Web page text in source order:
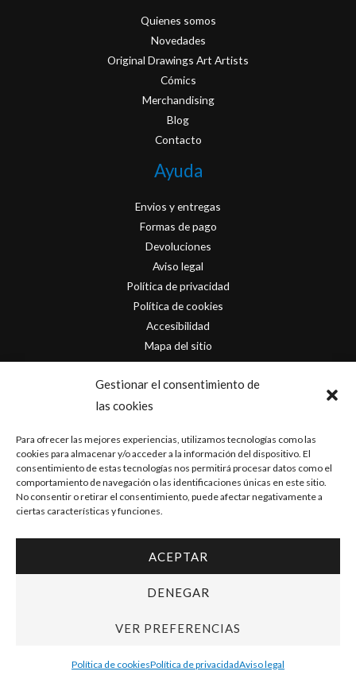
Gestionar el consentimiento de
las cookies
Para ofrecer las mejores experiencias, utilizamos tecnologías como las
cookies para almacenar y/o acceder a la información del dispositivo. El
consentimiento de estas tecnologías nos permitirá procesar datos como el
comportamiento de navegación o las identificaciones únicas en este sitio.
No consentir o retirar el consentimiento, puede afectar negativamente a
ciertas características y funciones.
ACEPTAR
DENEGAR
VER PREFERENCIAS
Política de cookiesPolítica de privacidadAviso legal
Quienes somos
Novedades
Original Drawings Art Artists
Cómics
Merchandising
Blog
Contacto
Ayuda
Envios y entregas
Formas de pago
Devoluciones
Aviso legal
Política de privacidad
Política de cookies
Accesibilidad
Mapa del sitio
Contacto
info@originofcomics.com
Facebook
Instagram